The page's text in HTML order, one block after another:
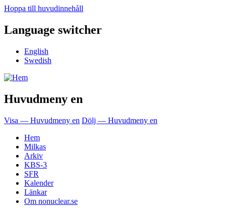
Hoppa till huvudinnehåll
Language switcher
English
Swedish
Huvudmeny en
Visa — Huvudmeny en Dölj — Huvudmeny en
Hem
Milkas
Arkiv
KBS-3
SFR
Kalender
Länkar
Om nonuclear.se